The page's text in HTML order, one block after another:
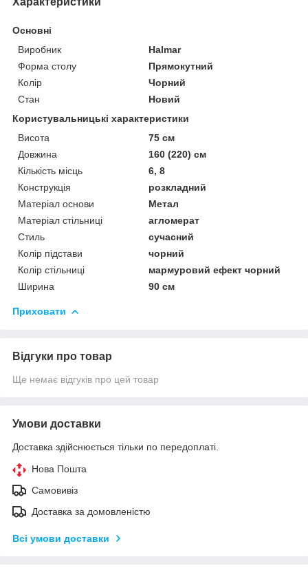
Основні
Виробник
Halmar
Форма столу
Прямокутний
Колір
Чорний
Стан
Новий
Користувальницькі характеристики
Висота
75 см
Довжина
160 (220) см
Кількість місць
6, 8
Конструкція
розкладний
Матеріал основи
Метал
Матеріал стільниці
агломерат
Стиль
сучасний
Колір підстави
чорний
Колір стільниці
мармуровий ефект чорний
Ширина
90 см
Приховати
Відгуки про товар
Ще немає відгуків про цей товар
Умови доставки
Доставка здійснюється тільки по передоплаті.
Нова Пошта
Самовивіз
Доставка за домовленістю
Всі умови доставки